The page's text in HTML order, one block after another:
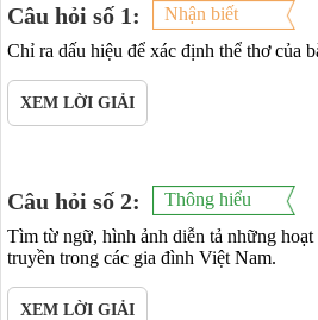
Câu hỏi số 1:
Nhận biết
Chỉ ra dấu hiệu để xác định thể thơ của
XEM LỜI GIẢI
Câu hỏi số 2:
Thông hiểu
Tìm từ ngữ, hình ảnh diễn tả những
truyền trong các gia đình Việt Nam.
XEM LỜI GIẢI